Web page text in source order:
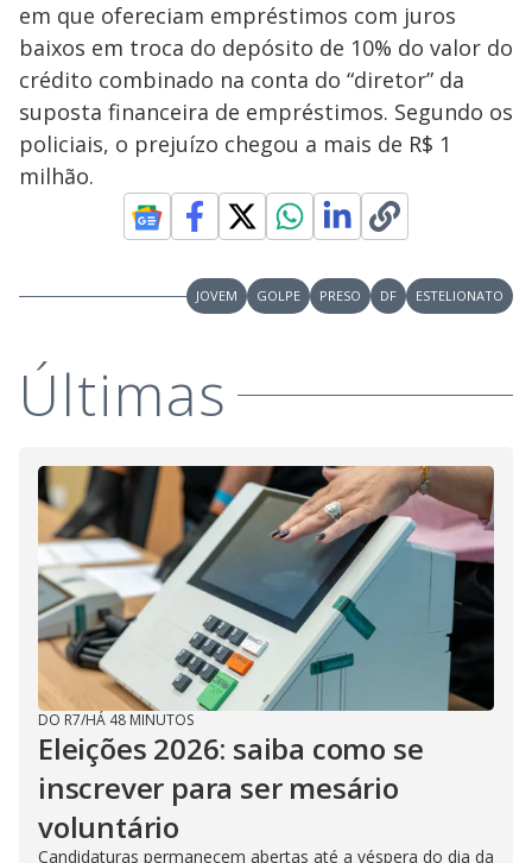
em que ofereciam empréstimos com juros
baixos em troca do depósito de 10% do valor do
crédito combinado na conta do “diretor” da
suposta financeira de empréstimos. Segundo os
policiais, o prejuízo chegou a mais de R$ 1
milhão.
JOVEM GOLPE PRESO DF ESTELIONATO
Últimas
DO R7/HÁ 48 MINUTOS
Eleições 2026: saiba como se
inscrever para ser mesário
voluntário
Candidaturas permanecem abertas até a véspera do dia da